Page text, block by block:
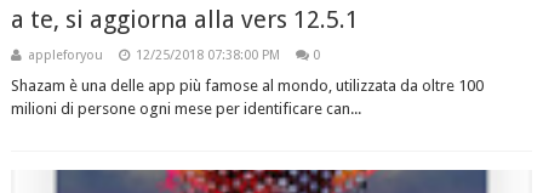
a te, si aggiorna alla vers 12.5.1
appleforyou 12/25/2018 07:38:00 PM 0
Shazam è una delle app più famose al mondo, utilizzata da oltre 100
milioni di persone ogni mese per identificare can...